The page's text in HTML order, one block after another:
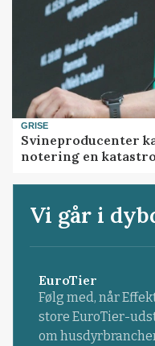
GRISE
Svineproducenter
notering en
Vi går i
EuroTier
Følg med, når
store EuroTier-
om